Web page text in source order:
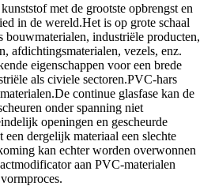
met de grootste opbrengst en
in de wereld.Het is op grote schaal
bouwmaterialen, industriële producten,
afdichtingsmaterialen, vezels, enz.
eigenschappen voor een brede
als civiele sectoren.PVC-hars
continue glasfase kan de
onder spanning niet
openingen en gescheurde
dergelijk materiaal een slechte
kan echter worden overwonnen
aan PVC-materialen